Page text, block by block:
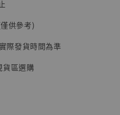
系列蒐藏雕像 布魯克達
供參考)
際發貨時間為準
貨區選購